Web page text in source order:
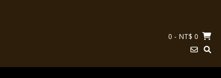
0 - NT$ 0